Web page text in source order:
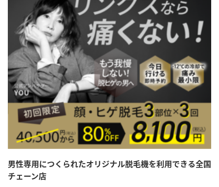
男性専用につくられたオリジナル脱毛機を利用できる全国
チェーン店